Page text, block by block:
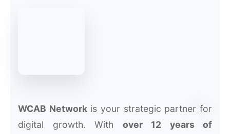
WCAB Networkis your strategic partner for
digital growth. With over 12 years of